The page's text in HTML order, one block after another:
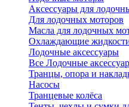
Аксессуары для
Для лодочных моторов
Масла для лодочных
Охлаждающие
Лодочные аксессуары
Все Лодочные
Транцы, опора и
Насосы
Транцевые колёса